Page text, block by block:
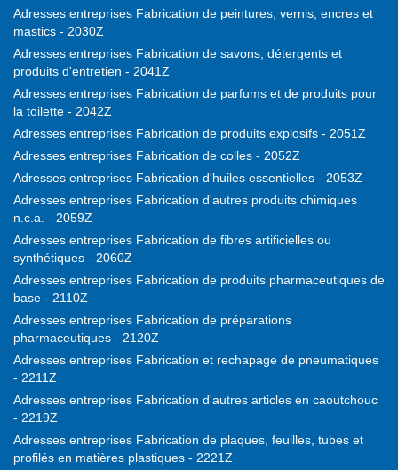
Adresses entreprises Fabrication de peintures, vernis, encres et
mastics - 2030Z
Adresses entreprises Fabrication de savons, détergents et
produits d'entretien - 2041Z
Adresses entreprises Fabrication de parfums et de produits pour
la toilette - 2042Z
Adresses entreprises Fabrication de produits explosifs - 2051Z
Adresses entreprises Fabrication de colles - 2052Z
Adresses entreprises Fabrication d'huiles essentielles - 2053Z
Adresses entreprises Fabrication d'autres produits chimiques
n.c.a. - 2059Z
Adresses entreprises Fabrication de fibres artificielles ou
synthétiques - 2060Z
Adresses entreprises Fabrication de produits pharmaceutiques de
base - 2110Z
Adresses entreprises Fabrication de préparations
pharmaceutiques - 2120Z
Adresses entreprises Fabrication et rechapage de pneumatiques
- 2211Z
Adresses entreprises Fabrication d'autres articles en caoutchouc
- 2219Z
Adresses entreprises Fabrication de plaques, feuilles, tubes et
profilés en matières plastiques - 2221Z